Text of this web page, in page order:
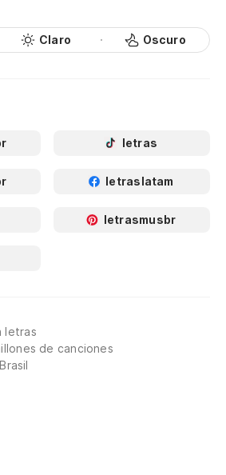
Claro Oscuro
letras
letraslatam
letrasmusbr
letras
de canciones